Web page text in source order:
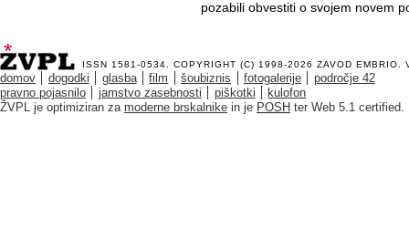
pozabili obvestiti o svojem novem
ISSN 1581-0534. COPYRIGHT (C) 1998-2026 ZAVOD EMBRIO .
domov dogodki glasba film šoubiznis fotogalerije
področje 42
pravno pojasnilo
jamstvo zasebnosti piškotki
kulofon
ŽVPL je optimiziran za moderne brskalnike in je POSH ter Web 5.1 certified.